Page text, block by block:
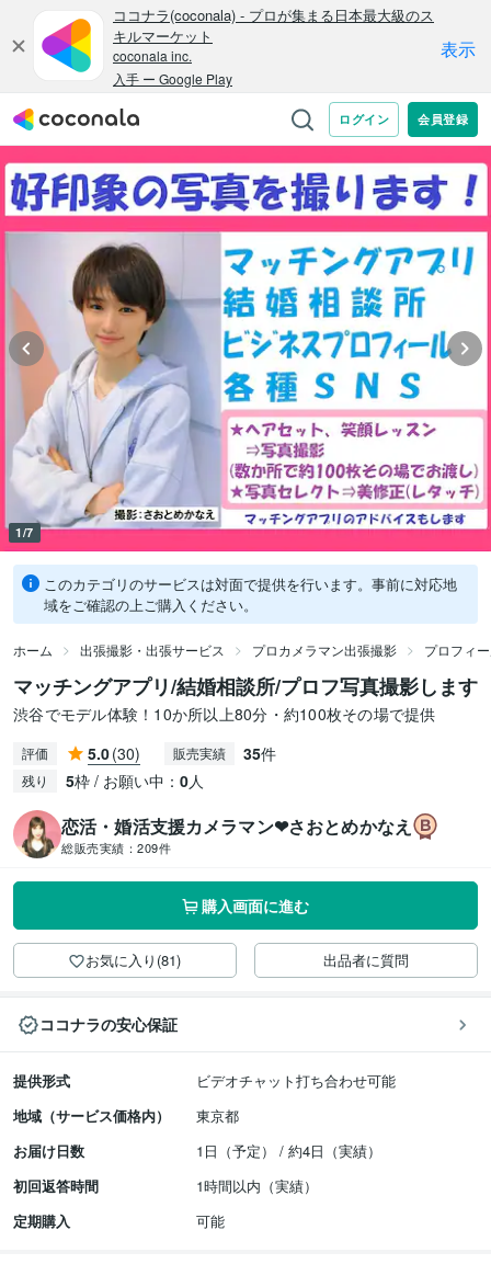
1/7
このカテゴリのサービスは対面で提供を行います。事前に対応地
域をご確認の上ご購入ください。
ホーム 出張撮影・出張サービス プロカメラマン出張撮影 プロフィ
マッチングアプリ/結婚相談所/プロフ写真撮影します
渋谷でモデル体験！10か所以上80分・約100枚その場で提供
評価 5.0(30) 販売実績 35件
残り 5枠 / お願い中： 0人
恋活・婚活支援カメラマン❤さおとめかなえ
総販売実績： 209件
購入画面に進む
お気に入り(81) 出品者に質問
ココナラの安心保証
提供形式
ビデオチャット打ち合わせ可能
地域（サービス価格内）
東京都
お届け日数
1日（予定） / 約4日（実績）
初回返答時間
1時間以内（実績）
定期購入
可能